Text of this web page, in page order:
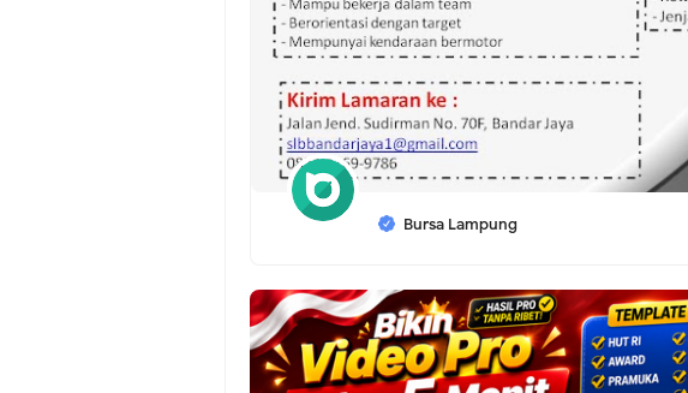
Bursa Lampung